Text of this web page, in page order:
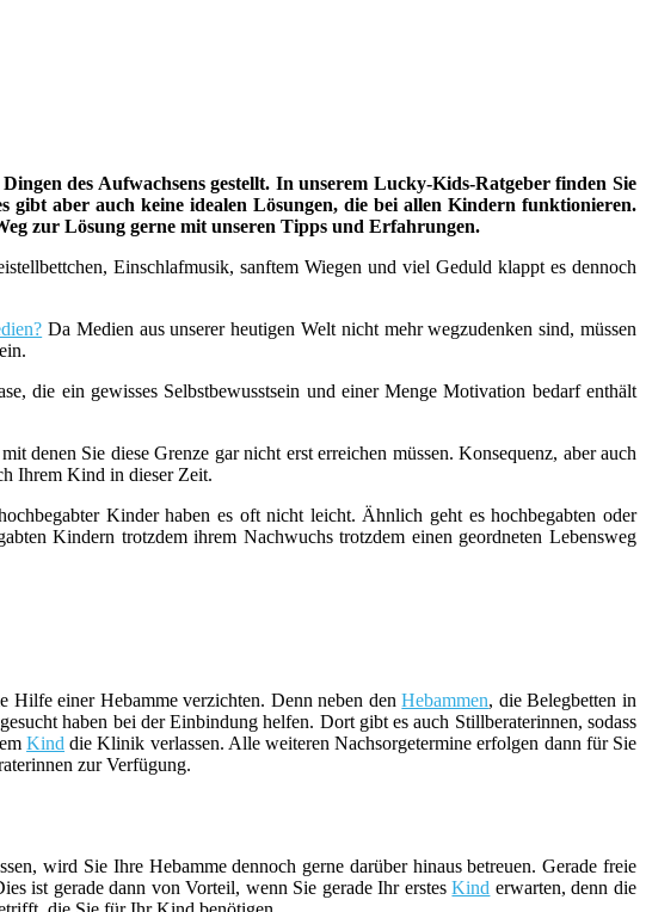
des Aufwachsens gestellt. In unserem Lucky-Kids-Ratgeber finden Sie
gibt aber auch keine idealen Lösungen, die bei allen Kindern funktionieren.
zur Lösung gerne mit unseren Tipps und Erfahrungen.
Einschlafmusik, sanftem Wiegen und viel Geduld klappt es dennoch
Da Medien aus unserer heutigen Welt nicht mehr wegzudenken sind, müssen
die ein gewisses Selbstbewusstsein und einer Menge Motivation bedarf enthält
denen Sie diese Grenze gar nicht erst erreichen müssen. Konsequenz, aber auch
Ihrem Kind in dieser Zeit.
Kinder haben es oft nicht leicht. Ähnlich geht es hochbegabten oder
Kindern trotzdem ihrem Nachwuchs trotzdem einen geordneten Lebensweg
Hilfe einer Hebamme verzichten. Denn neben denHebammen, die Belegbetten in
haben bei der Einbindung helfen. Dort gibt es auch Stillberaterinnen, sodass
Kind die Klinik verlassen. Alle weiteren Nachsorgetermine erfolgen dann für Sie
zur Verfügung.
wird Sie Ihre Hebamme dennoch gerne darüber hinaus betreuen. Gerade freie
ist gerade dann von Vorteil, wenn Sie gerade Ihr erstesKind erwarten, denn die